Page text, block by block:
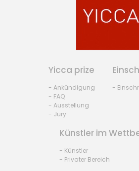
Yicca prize
- Ankündigung
- FAQ
- Ausstellung
- Jury
-
Künstler im
- Künstler
- Privater Bereich